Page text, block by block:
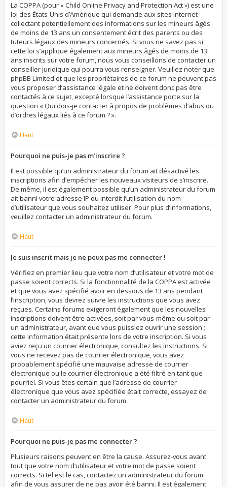
La COPPA (pour « Child Online Privacy and Protection Act ») est une
loi des États-Unis d’Amérique qui demande aux sites internet
collectant potentiellement des informations sur les mineurs âgés
de moins de 13 ans un consentement écrit des parents ou des
tuteurs légaux des mineurs concernés. Si vous ne savez pas si
cette loi s’applique également aux mineurs âgés de moins de 13
ans inscrits sur votre forum, nous vous conseillons de contacter un
conseiller juridique qui pourra vous renseigner. Veuillez noter que
phpBB Limited et que les propriétaires de ce forum ne peuvent pas
vous proposer d’assistance légale et ne doivent donc pas être
contactés à ce sujet, excepté lorsque l’assistance porte sur la
question « Qui dois-je contacter à propos de problèmes d’abus ou
d’ordres légaux liés à ce forum ? ».
Haut
Pourquoi ne puis-je pas m’inscrire ?
Il est possible qu’un administrateur du forum ait désactivé les
inscriptions afin d’empêcher les nouveaux visiteurs de s’inscrire.
De même, il est également possible qu’un administrateur du forum
ait banni votre adresse IP ou interdit l’utilisation du nom
d’utilisateur que vous souhaitez utiliser. Pour plus d’informations,
veuillez contacter un administrateur du forum.
Haut
Je suis inscrit mais je ne peux pas me connecter !
Vérifiez en premier lieu que votre nom d’utilisateur et votre mot de
passe soient corrects. Si la fonctionnalité de la COPPA est activée
et que vous avez spécifié avoir en dessous de 13 ans pendant
l’inscription, vous devrez suivre les instructions que vous avez
reçues. Certains forums exigeront également que les nouvelles
inscriptions doivent être activées, soit par vous-même ou soit par
un administrateur, avant que vous puissiez ouvrir une session ;
cette information était présente lors de votre inscription. Si vous
aviez reçu un courrier électronique, consultez les instructions. Si
vous ne recevez pas de courrier électronique, vous avez
probablement spécifié une mauvaise adresse de courrier
électronique ou le courrier électronique a été filtré en tant que
pourriel. Si vous êtes certain que l’adresse de courrier
électronique que vous avez spécifiée était correcte, essayez de
contacter un administrateur du forum.
Haut
Pourquoi ne puis-je pas me connecter ?
Plusieurs raisons peuvent en être la cause. Assurez-vous avant
tout que votre nom d’utilisateur et votre mot de passe soient
corrects. Si tel est le cas, contactez un administrateur du forum
afin de vous assurer de ne pas avoir été banni. Il est également